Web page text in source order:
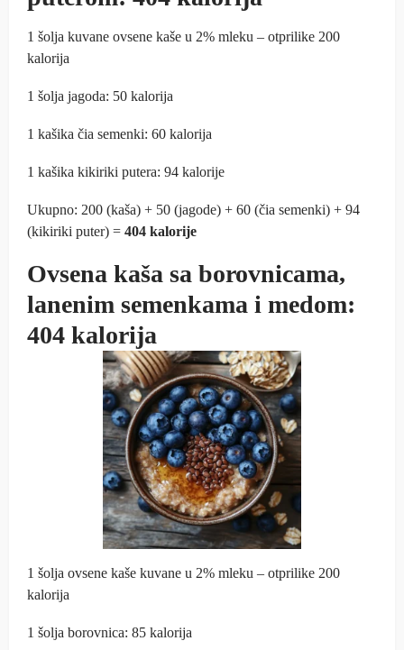
1 šolja kuvane ovsene kaše u 2% mleku – otprilike 200
kalorija
1 šolja jagoda: 50 kalorija
1 kašika čia semenki: 60 kalorija
1 kašika kikiriki putera: 94 kalorije
Ukupno: 200 (kaša) + 50 (jagode) + 60 (čia semenki) + 94
(kikiriki puter) = 404 kalorije
Ovsena kaša sa borovnicama,
lanenim semenkama i medom:
404 kalorija
1 šolja ovsene kaše kuvane u 2% mleku – otprilike 200
kalorija
1 šolja borovnica: 85 kalorija